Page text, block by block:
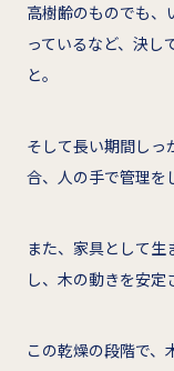
高樹齢のものでも、
っているなど、決し
と。
そして長い期間しっ
合、人の手で管理を
また、家具として
し、木の動きを安定
この乾燥の段階で、